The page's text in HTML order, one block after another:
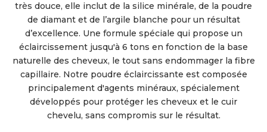
très douce, elle inclut de la silice minérale, de la poudre
de diamant et de l’argile blanche pour un résultat
d’excellence. Une formule spéciale qui propose un
éclaircissement jusqu'à 6 tons en fonction de la base
naturelle des cheveux, le tout sans endommager la fibre
capillaire. Notre poudre éclaircissante est composée
principalement d'agents minéraux, spécialement
développés pour protéger les cheveux et le cuir
chevelu, sans compromis sur le résultat.